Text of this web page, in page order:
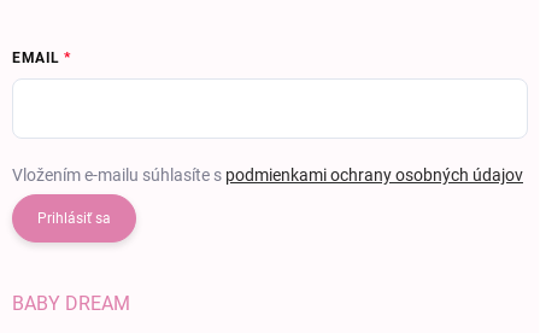
EMAIL
Vložením e-mailu súhlasíte s podmienkami ochrany osobných údajov
Prihlásiť sa
BABY DREAM